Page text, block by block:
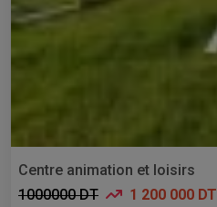
Centre animation et loisirs
1000000 DT
1 200 000 DT